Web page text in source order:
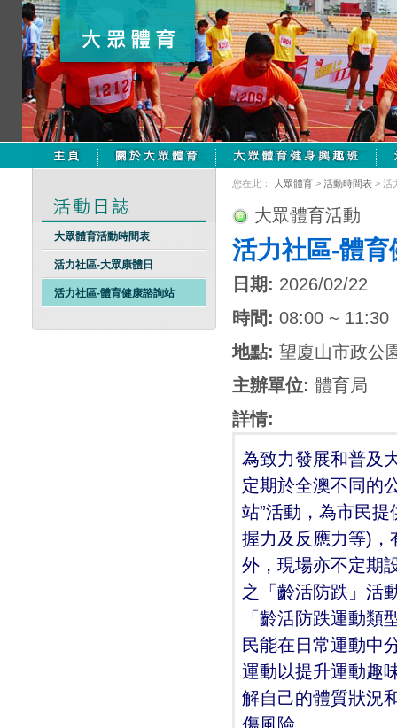
大眾體育活動時間表
活力社區-大眾康體日
活力社區-體育健康諮詢站
您在此： 大眾體育 > 活動時間表 > 活
大眾體育活動
活力社區-體育
日期: 2026/02/22
時間: 08:00 ~ 11:30
地點: 望廈山市政公
主辦單位: 體育局
詳情:
為致力發展和普及
定期於全澳不同的
站”活動，為市民
握力及反應力等)，
外，現場亦不定期
之「齡活防跌」活
「齡活防跌運動
民能在日常運動中
運動以提升運動趣
解自己的體質狀況